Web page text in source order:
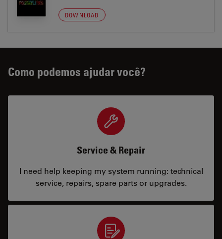
DOWNLOAD
Como podemos ajudar você?
Service & Repair
I need help keeping my system running: technical
service, repairs, spare parts or upgrades.